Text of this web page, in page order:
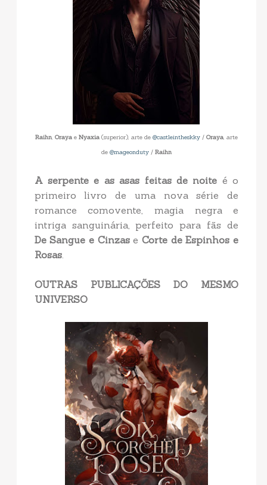
Raihn, Oraya e Nyaxia (superior), arte de @castleintheskky/ Oraya, arte
de @mageonduty/ Raihn
A serpente e as asas feitas de noite é o
primeiro livro de uma nova série de
romance comovente, magia negra e
intriga sanguinária, perfeito para fãs de
De Sangue e CinzaseCorte de Espinhos e
Rosas.
OUTRAS PUBLICAÇÕES DO MESMO
UNIVERSO